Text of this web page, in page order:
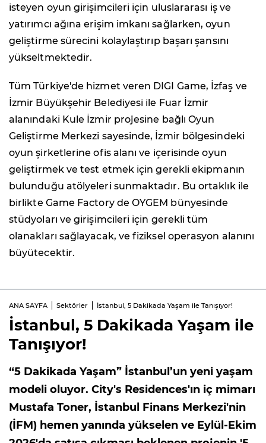
isteyen oyun girişimcileri için uluslararası iş ve
yatırımcı ağına erişim imkanı sağlarken, oyun
geliştirme sürecini kolaylaştırıp başarı şansını
yükseltmektedir.
Tüm Türkiye'de hizmet veren DIGI Game, İzfaş ve
İzmir Büyükşehir Belediyesi ile Fuar İzmir
alanındaki Kule İzmir projesine bağlı Oyun
Geliştirme Merkezi sayesinde, İzmir bölgesindeki
oyun şirketlerine ofis alanı ve içerisinde oyun
geliştirmek ve test etmek için gerekli ekipmanın
bulunduğu atölyeleri sunmaktadır. Bu ortaklık ile
birlikte Game Factory de OYGEM bünyesinde
stüdyoları ve girişimcileri için gerekli tüm
olanakları sağlayacak, ve fiziksel operasyon alanını
büyütecektir.
ANA SAYFA Sektörler İstanbul, 5 Dakikada Yaşam ile Tanışıyor!
İstanbul, 5 Dakikada Yaşam ile
Tanışıyor!
“5 Dakikada Yaşam” İstanbul’un yeni yaşam
modeli oluyor. City's Residences'ın iç mimarı
Mustafa Toner, İstanbul Finans Merkezi'nin
(İFM) hemen yanında yükselen ve Eylül-Ekim